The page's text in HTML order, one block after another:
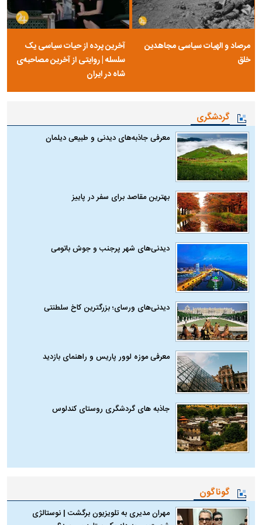
مرصاد و الهیات سیاسی مجاهدین
خلق
آخرین پرده از حیات سیاسی یک
سلسله | روایتی از آخرین مصاحبه‌ی
شاه در ایران
گردشگری
معرفی جاذبه‌های دیدنی و طبیعی دیلمان
بهترین مقاصد برای سفر در پاییز
دیدنی‌های شهر پرجنب و جوش باتومی
دیدنی‌های ورسای؛ بزرگترین کاخ سلطنتی
معرفی موزه لوور پاریس و راهنمای بازدید
جاذبه های گردشگری روستای کندلوس
گوناگون
مهران مدیری به تلویزیون برگشت | نوستالژی